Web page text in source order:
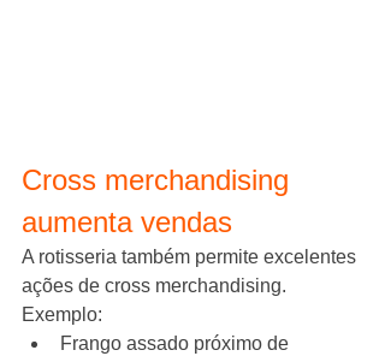
Cross merchandising
aumenta vendas
A rotisseria também permite excelentes
ações de cross merchandising.
Exemplo:
Frango assado próximo de